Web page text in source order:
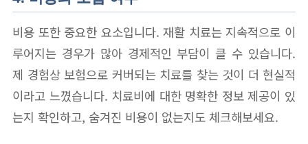
비용 또한 중요한 요소입니다. 재활 치료는 지속적으로 이
루어지는 경우가 많아 경제적인 부담이 클 수 있습니다.
제 경험상 보험으로 커버되는 치료를 찾는 것이 더 현실적
이라고 느꼈습니다. 치료비에 대한 명확한 정보 제공이 있
는지 확인하고, 숨겨진 비용이 없는지도 체크해보세요.